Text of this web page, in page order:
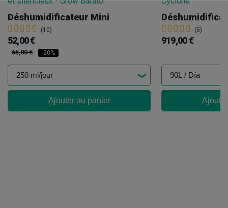
Déshumidificateur Mini
(10)
52,00 €
65,00 € -20%
Ajouter au panier
(5)
919,00 €